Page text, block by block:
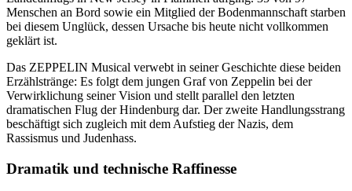
Menschen an Bord sowie ein Mitglied der Bodenmannschaft starben
bei diesem Unglück, dessen Ursache bis heute nicht vollkommen
geklärt ist.
Das ZEPPELIN Musical verwebt in seiner Geschichte diese beiden
Erzählstränge: Es folgt dem jungen Graf von Zeppelin bei der
Verwirklichung seiner Vision und stellt parallel den letzten
dramatischen Flug der Hindenburg dar. Der zweite Handlungsstrang
beschäftigt sich zugleich mit dem Aufstieg der Nazis, dem
Rassismus und Judenhass.
Dramatik und technische Raffinesse